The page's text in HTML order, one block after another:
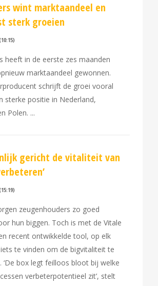
wint marktaandeel en
sterk groeien
heeft in de eerste zes maanden
marktaandeel gewonnen.
schrijft de groei vooral
sterke positie in Nederland,
Polen.
gericht de vitaliteit van
zeugenhouders zo goed
hun biggen. Toch is met de Vitale
recent ontwikkelde tool, op elk
te vinden om de bigvitaliteit te
‘De box legt feilloos bloot bij welke
verbeterpotentieel zit’, stelt